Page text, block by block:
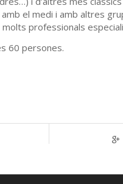
el medi i amb altres
molts professionals
60 persones.